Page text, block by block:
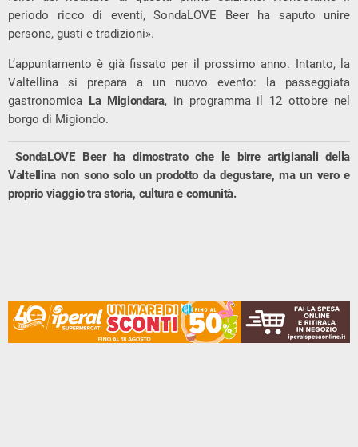
periodo ricco di eventi, SondaLOVE Beer ha saputo unire
persone, gusti e tradizioni».
L’appuntamento è già fissato per il prossimo anno. Intanto, la
Valtellina si prepara a un nuovo evento: la passeggiata
gastronomica La Migiondara, in programma il 12 ottobre nel
borgo di Migiondo.
SondaLOVE Beer ha dimostrato che le birre artigianali della
Valtellina non sono solo un prodotto da degustare, ma un vero e
proprio viaggio tra storia, cultura e comunità.